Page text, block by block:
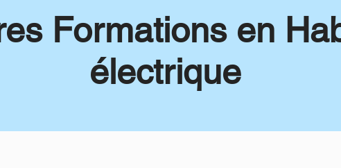
Formations en
électrique